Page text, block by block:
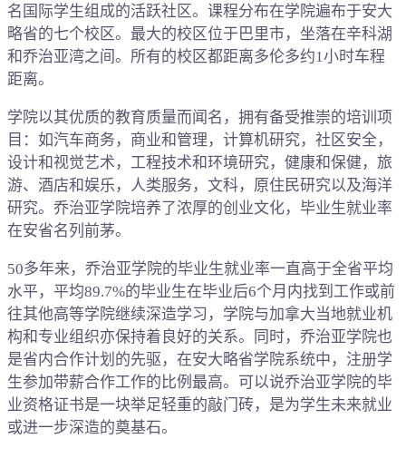
名国际学生组成的活跃社区。课程分布在学院遍布于安大
略省的七个校区。最大的校区位于巴里市，坐落在辛科湖
和乔治亚湾之间。所有的校区都距离多伦多约1小时车程
距离。
学院以其优质的教育质量而闻名，拥有备受推崇的培训项
目：如汽车商务，商业和管理，计算机研究，社区安全，
设计和视觉艺术，工程技术和环境研究，健康和保健，旅
游、酒店和娱乐，人类服务，文科，原住民研究以及海洋
研究。乔治亚学院培养了浓厚的创业文化，毕业生就业率
在安省名列前茅。
50多年来，乔治亚学院的毕业生就业率一直高于全省平均
水平，平均89.7%的毕业生在毕业后6个月内找到工作或前
往其他高等学院继续深造学习，学院与加拿大当地就业机
构和专业组织亦保持着良好的关系。同时，乔治亚学院也
是省内合作计划的先驱，在安大略省学院系统中，注册学
生参加带薪合作工作的比例最高。可以说乔治亚学院的毕
业资格证书是一块举足轻重的敲门砖，是为学生未来就业
或进一步深造的奠基石。